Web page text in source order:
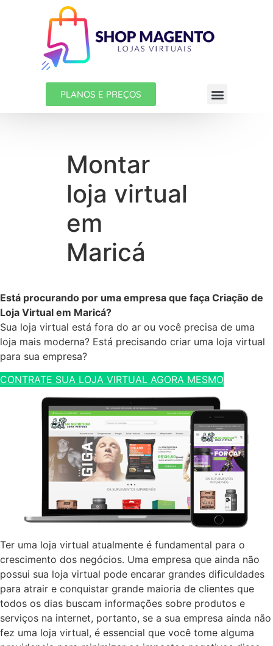
PLANOS E PREÇOS
Montar
loja virtual
em
Maricá
Está procurando por uma empresa que faça Criação de
Loja Virtual em Maricá?
Sua loja virtual está fora do ar ou você precisa de uma
loja mais moderna? Está precisando criar uma loja virtual
para sua empresa?
CONTRATE SUA LOJA VIRTUAL AGORA MESMO
Ter uma loja virtual atualmente é fundamental para o
crescimento dos negócios. Uma empresa que ainda não
possui sua loja virtual pode encarar grandes dificuldades
para atrair e conquistar grande maioria de clientes que
todos os dias buscam informações sobre produtos e
serviços na internet, portanto, se a sua empresa ainda não
fez uma loja virtual, é essencial que você tome alguma